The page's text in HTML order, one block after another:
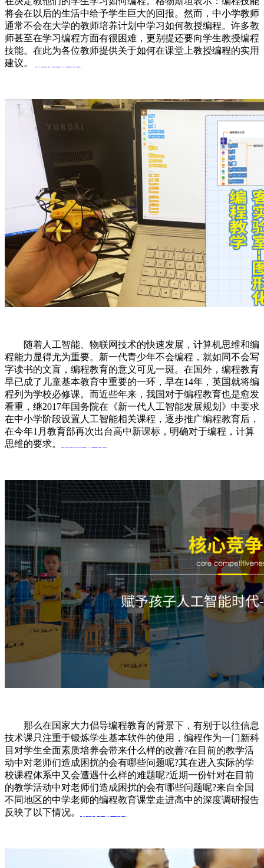
将会在以后的生活中给予学生巨大的回报。然而，中小学教师
通常不会在大学的教师培养计划中学习如何教授编程。许多教
师甚至在学习编程方面有很困难，更别提还要向学生教授编程
技能。在此为各位教师提供关于如何在课堂上教授编程的实用
建议。
随着人工智能、物联网技术的快速发展，计算机思维和编
程能力显得尤为重要。新一代青少年不会编程，就如同不会写
字读书的文盲，编程教育的意义可见一斑。在国外，编程教育
早已成了儿童基本教育中重要的一环，早在14年，英国就将编
程列为学校必修课。而近些年来，我国对于编程教育也是愈发
看重，继2017年国务院在《新一代人工智能发展规划》中要求
在中小学阶段设置人工智能相关课程，逐步推广编程教育后，
在今年1月教育部再次出台高中新课标，明确对于编程，计算
思维的要求。
那么在国家大力倡导编程教育的背景下，有别于以往信息
技术课只注重于锻炼学生基本软件的使用，编程作为一门新科
目对学生全面素质培养会带来什么样的改善?在目前的教学活
动中对老师们造成困扰的会有哪些问题呢?其在进入实际的学
校课程体系中又会遭遇什么样的难题呢?近期一份针对在目前
的教学活动中对老师们造成困扰的会有哪些问题呢?来自全国
不同地区的中学老师的编程教育课堂走进高中的深度调研报告
反映了以下情况。